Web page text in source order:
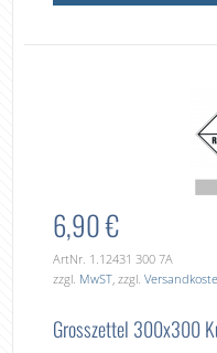
6,90 €
ArtNr. 1.12431 300 7A
zzgl. MwST, zzgl.
Grosszettel 300x300